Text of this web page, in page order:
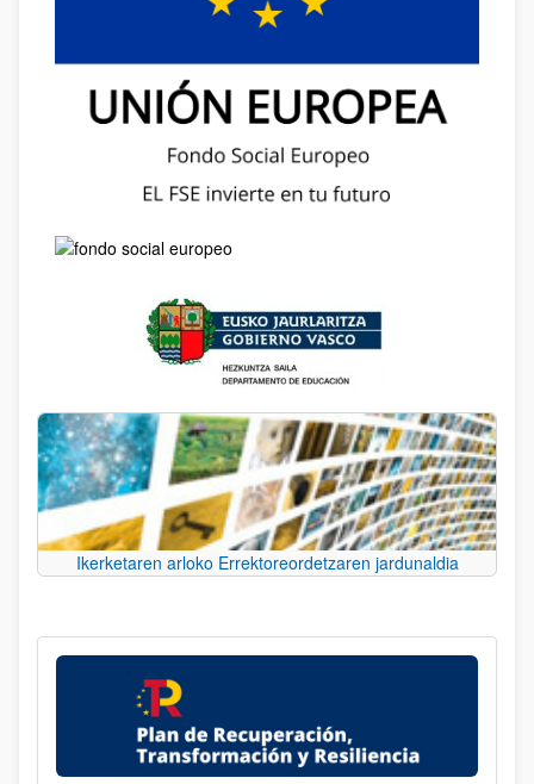
Ikerketaren arloko Errektoreordetzaren jardunaldia